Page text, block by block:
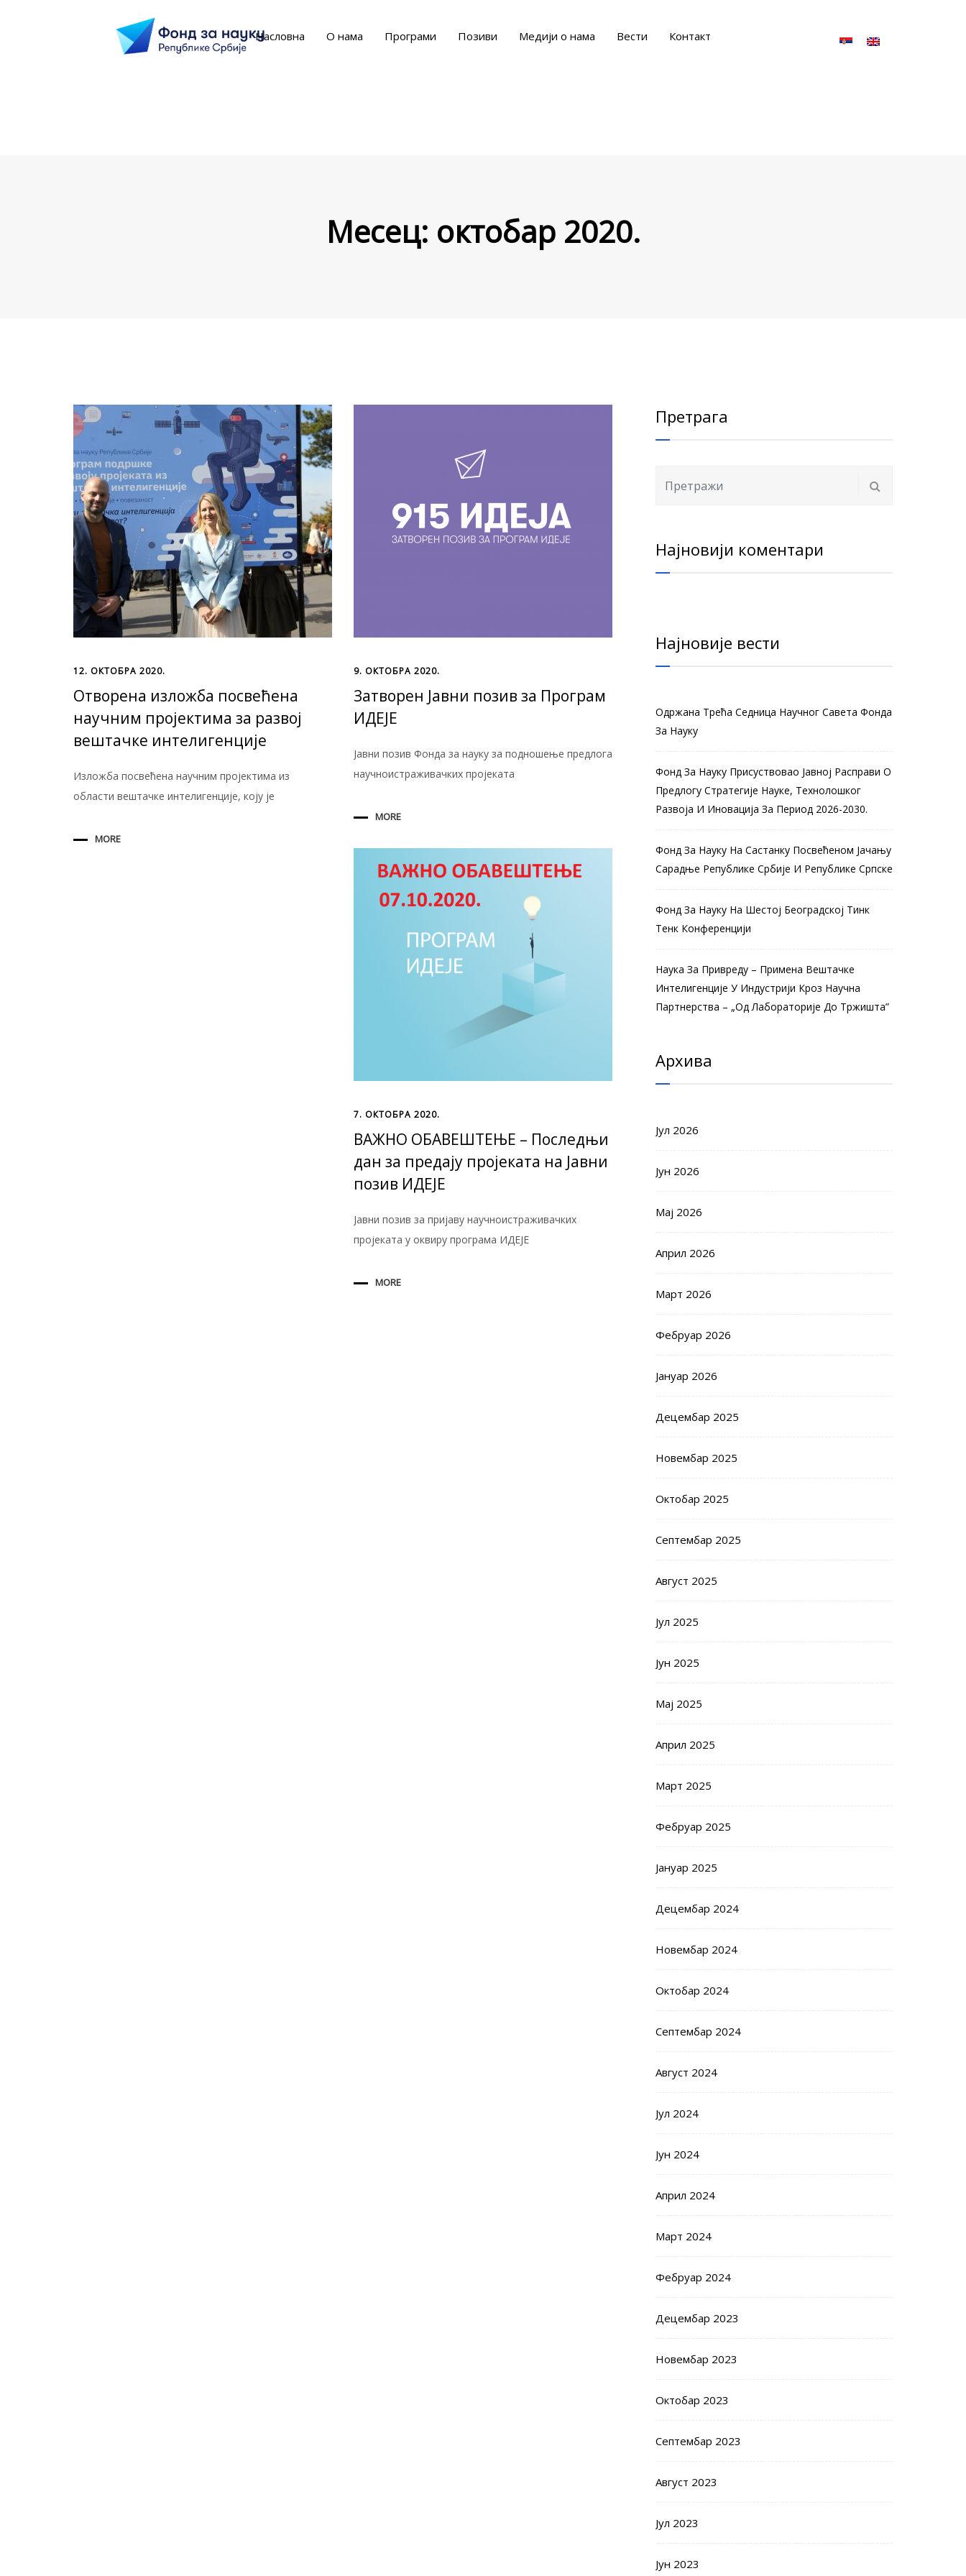
Насловна О нама Програми Позиви Медији о нама Вести Контакт
Месец: октобар 2020.
12. ОКТОБРА 2020.
Отворена изложба посвећена
научним пројектима за развој
вештачке интелигенције
Изложба посвећена научним пројектима из
области вештачке интелигенције, коју је
MORE
9. ОКТОБРА 2020.
Затворен Јавни позив за Програм
ИДЕЈЕ
Јавни позив Фонда за науку за подношење предлога
научноистраживачких пројеката
MORE
7. ОКТОБРА 2020.
ВАЖНО ОБАВЕШТЕЊЕ – Последњи
дан за предају пројеката на Јавни
позив ИДЕЈЕ
Јавни позив за пријаву научноистраживачких
пројеката у оквиру програма ИДЕЈЕ
MORE
Претрага
Најновији коментари
Најновије вести
Одржана Трећа Седница Научног Савета Фонда
За Науку
Фонд За Науку Присуствовао Јавној Расправи О
Предлогу Стратегије Науке, Технолошког
Развоја И Иновација За Период 2026-2030.
Фонд За Науку На Састанку Посвећеном Јачању
Сарадње Републике Србије И Републике Српске
Фонд За Науку На Шестој Београдској Тинк
Тенк Конференцији
Наука За Привреду – Примена Вештачке
Интелигенције У Индустрији Кроз Научна
Партнерства – „Од Лабораторије До Тржишта”
Архива
Јул 2026
Јун 2026
Мај 2026
Април 2026
Март 2026
Фебруар 2026
Јануар 2026
Децембар 2025
Новембар 2025
Октобар 2025
Септембар 2025
Август 2025
Јул 2025
Јун 2025
Мај 2025
Април 2025
Март 2025
Фебруар 2025
Јануар 2025
Децембар 2024
Новембар 2024
Октобар 2024
Септембар 2024
Август 2024
Јул 2024
Јун 2024
Април 2024
Март 2024
Фебруар 2024
Децембар 2023
Новембар 2023
Октобар 2023
Септембар 2023
Август 2023
Јул 2023
Јун 2023